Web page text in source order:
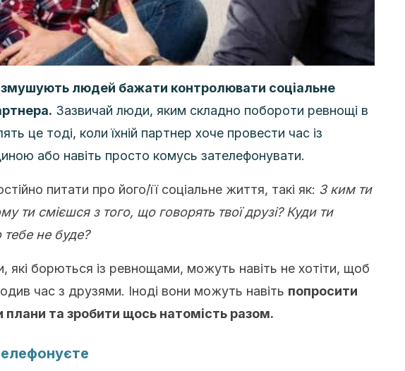
змушують людей бажати контролювати соціальне
Зазвичай люди, яким складно побороти ревнощі в
це тоді, коли їхній партнер хоче провести час із
або навіть просто комусь зателефонувати.
питати про його/її соціальне життя, такі як: З ким ти
ти смієшся з того, що говорять твої друзі? Куди ти
не буде?
які борються із ревнощами, можуть навіть не хотіти, щоб
час з друзями. Іноді вони можуть навіть попросити
плани та зробити щось натомість разом.